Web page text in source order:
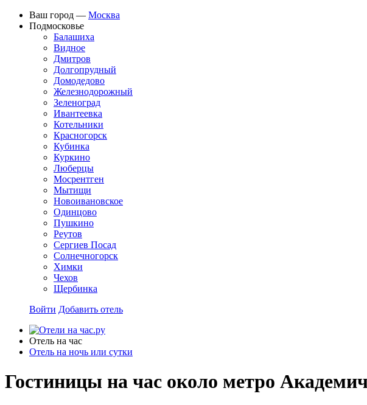
Ваш город — Москва
Подмосковье
Балашиха
Видное
Дмитров
Долгопрудный
Домодедово
Железнодорожный
Зеленоград
Ивантеевка
Котельники
Красногорск
Кубинка
Куркино
Люберцы
Мосрентген
Мытищи
Новоивановское
Одинцово
Пушкино
Реутов
Сергиев Посад
Солнечногорск
Химки
Чехов
Щербинка
Войти Добавить отель
Отель на час
Отель на ночь или сутки
Гостиницы на час около метро